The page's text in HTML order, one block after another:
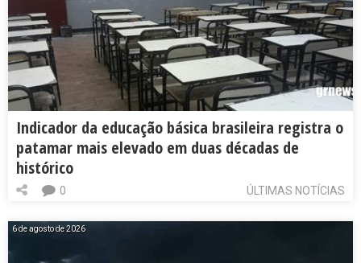
Indicador da educação básica brasileira registra o
patamar mais elevado em duas décadas de
histórico
ÚLTIMAS NOTÍCIAS
0
6 de agosto de 2026